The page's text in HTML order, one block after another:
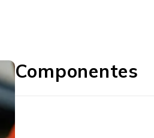
Componentes